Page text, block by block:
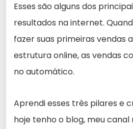
Esses são alguns dos
resultados na internet.
fazer suas primeiras vendas
estrutura online, as vendas
no automático.
Aprendi esses três pilares e
hoje tenho o blog, meu canal